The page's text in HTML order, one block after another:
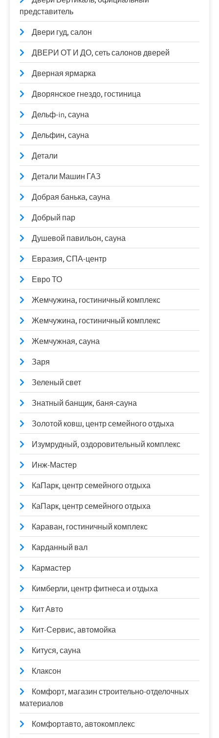
представитель
Двери гуд, салон
ДВЕРИ ОТ И ДО, сеть салонов дверей
Дверная ярмарка
Дворянское гнездо, гостиница
Дельф-in, сауна
Дельфин, сауна
Детали
Детали Машин ГАЗ
Добрая банька, сауна
Добрый пар
Душевой павильон, сауна
Евразия, СПА-центр
Евро ТО
Жемчужина, гостиничный комплекс
Жемчужина, гостиничный комплекс
Жемчужная, сауна
Заря
Зеленый свет
Знатный банщик, баня-сауна
Золотой ковш, центр семейного отдыха
Изумрудный, оздоровительный комплекс
Инж-Мастер
КаПарк, центр семейного отдыха
КаПарк, центр семейного отдыха
Караван, гостиничный комплекс
Карданный вал
Кармастер
Кимберли, центр фитнеса и отдыха
Кит Авто
Кит-Сервис, автомойка
Китуся, сауна
Клаксон
Комфорт, магазин строительно-отделочных
материалов
Комфортавто, автокомплекс